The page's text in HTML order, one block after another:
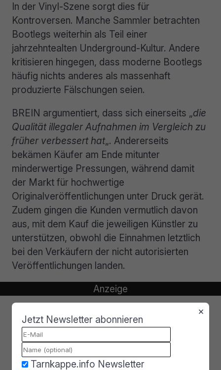
In der Vinyl-Szene sorgt dies für
Kontroversen. Manche Sammler betrachten
Bootlegs weiterhin als Teil einer
jahrzehntealten Underground-Kultur. Andere
kritisieren hingegen, dass moderne Bootlegs
häufig nichts anderes als massenhaft
produzierte Fälschungen seien.
BREIN argumentiert, dass sich einerseits „die
Qualität illegaler Aufnahmen im Vergleich zu
früher verbessert hat„. Andererseits
bekämen Käufer am Ende mitunter
minderwertige Pressungen, während damit
der Markt für hochwertige
Originalveröffentlichungen unter Druck gerät.
Zudem gingen die Kunden vermutlich davon
aus, mit dem Kauf die jeweiligen Künstler zu
unterstützen, obwohl die Einnahmen letztlich
bei den Verkäufern der nicht autorisierten
Veröffentlichungen landen.
×
Jetzt Newsletter abonnieren
Tarnkappe.info Newsletter